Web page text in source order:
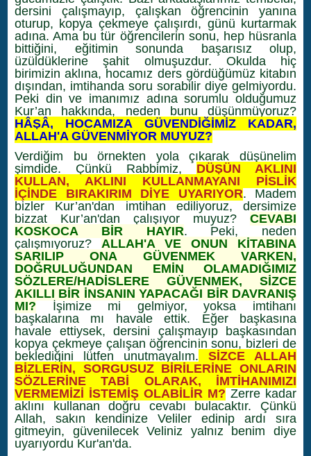
dersini çalışmayıp, çalışkan öğrencinin yanına
oturup, kopya çekmeye çalışırdı, günü kurtarmak
adına. Ama bu tür öğrencilerin sonu, hep hüsranla
bittiğini, eğitimin sonunda başarısız olup,
üzüldüklerine şahit olmuşuzdur. Okulda hiç
birimizin aklına, hocamız ders gördüğümüz kitabın
dışından, imtihanda soru sorabilir diye gelmiyordu.
Peki din ve imanımız adına sorumlu olduğumuz
Kur’an hakkında, neden bunu düşünmüyoruz?
HÂŞÂ, HOCAMIZA GÜVENDİĞİMİZ KADAR,
ALLAH'A GÜVENMİYOR MUYUZ?
Verdiğim bu örnekten yola çıkarak düşünelim
şimdide. Çünkü Rabbimiz, DÜŞÜN AKLINI
KULLAN, AKLINI KULLANMAYANI PİSLİK
İÇİNDE BIRAKIRIM DİYE UYARIYOR. Madem
bizler Kur’an'dan imtihan ediliyoruz, dersimize
bizzat Kur’an'dan çalışıyor muyuz? CEVABI
KOSKOCA BİR HAYIR. Peki, neden
çalışmıyoruz? ALLAH'A VE ONUN KİTABINA
SARILIP ONA GÜVENMEK VARKEN,
DOĞRULUĞUNDAN EMİN OLAMADIĞIMIZ
SÖZLERE/HADİSLERE GÜVENMEK, SİZCE
AKILLI BİR İNSANIN YAPACAĞI BİR DAVRANIŞ
MI? İşimize mi gelmiyor, yoksa imtihanı
başkalarına mı havale ettik. Eğer başkasına
havale ettiysek, dersini çalışmayıp başkasından
kopya çekmeye çalışan öğrencinin sonu, bizleri de
beklediğini lütfen unutmayalım. SİZCE ALLAH
BİZLERİN, SORGUSUZ BİRİLERİNE ONLARIN
SÖZLERİNE TABİ OLARAK, İMTİHANIMIZI
VERMEMİZİ İSTEMİŞ OLABİLİR M? Zerre kadar
aklını kullanan doğru cevabı bulacaktır. Çünkü
Allah, sakın kendinize Veliler edinip ardı sıra
gitmeyin, güvenilecek Veliniz yalnız benim diye
uyarıyordu Kur'an'da.